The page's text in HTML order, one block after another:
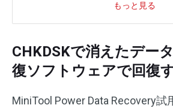
もっと見る
CHKDSKで消えたデー
復ソフトウェアで回復
MiniTool Power Data Recovery試